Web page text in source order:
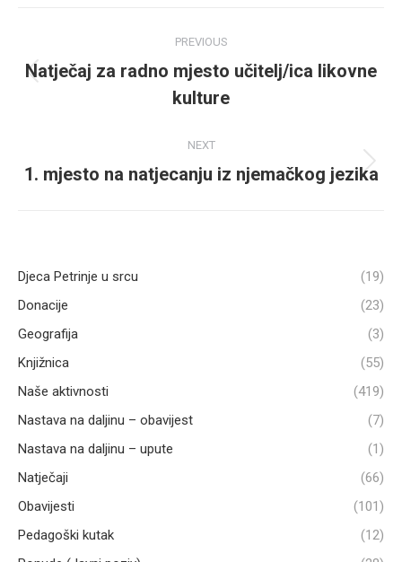
navigation
PREVIOUS
Previous
post:
Natječaj za radno mjesto učitelj/ica likovne
kulture
NEXT
Next
1. mjesto na natjecanju iz njemačkog jezika
Djeca Petrinje u srcu
(19)
Donacije
(23)
Geografija
(3)
Knjižnica
(55)
Naše aktivnosti
(419)
Nastava na daljinu – obavijest
(7)
Nastava na daljinu – upute
(1)
Natječaji
(66)
Obavijesti
(101)
Pedagoški kutak
(12)